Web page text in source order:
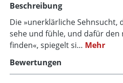
Beschreibung
Die »unerklärliche Sehnsucht,
sehe und fühle, und dafür den
finden«, spiegelt si… Mehr
Bewertungen